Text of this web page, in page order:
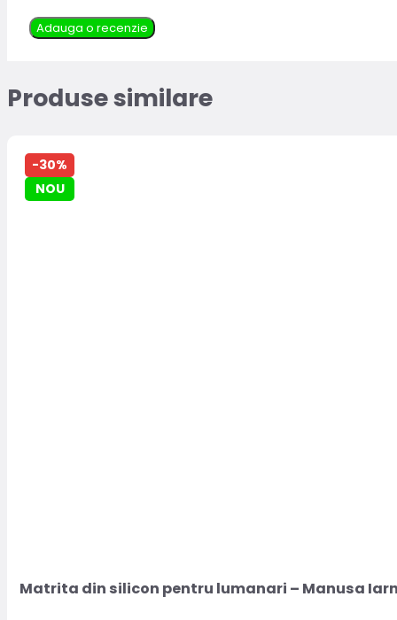
Adauga o recenzie
Produse similare
-30%
NOU
Matrita din silicon pentru lumanari – Manusa